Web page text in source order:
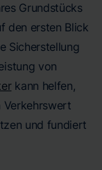
Grundstücks
den ersten Blick
Sicherstellung
von
kann helfen,
Verkehrswert
und fundiert